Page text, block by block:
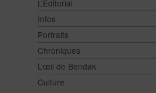
L’Éditorial
Infos
Portraits
Chroniques
L’œil de Bendak
Culture